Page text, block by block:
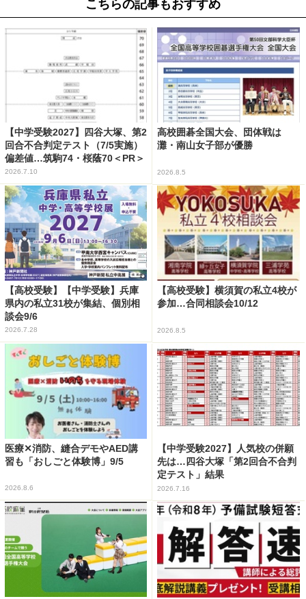
こちらの記事もおすすめ
【中学受験2027】四谷大塚、第2
回合不合判定テスト（7/5実施）
偏差値…筑駒74・桜蔭70＜PR＞
2026.7.10
高校囲碁全国大会、団体戦は
灘・南山女子部が優勝
2026.8.5
【高校受験】【中学受験】兵庫
県内の私立31校が集結、個別相
談会9/6
2026.7.28
【高校受験】横須賀の私立4校が
参加…合同相談会10/12
2026.8.5
医療✕消防、縫合デモやAED講
習も「おしごと体験博」9/5
2026.8.6
【中学受験2027】人気校の併願
先は…四谷大塚「第2回合不合判
定テスト」結果
2026.7.16